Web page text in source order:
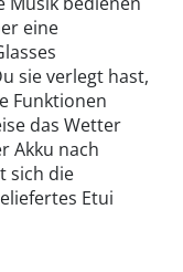
eine
sie verlegt hast,
Funktionen
das Wetter
Akku nach
sich die
Etui